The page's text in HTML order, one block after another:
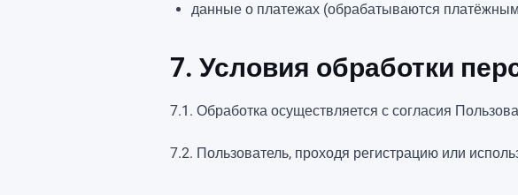
данные о платежах (обрабатываются
7. Условия обработки
7.1. Обработка осуществляется с согласия
7.2. Пользователь, проходя регистрацию или